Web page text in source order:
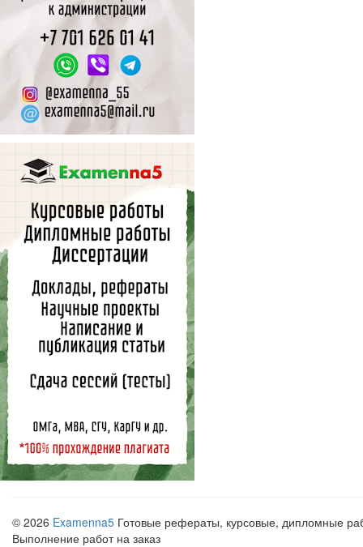
© 2026 Examenna5 Готовые рефераты, курсовые, дипломные
Выполнение работ на заказ